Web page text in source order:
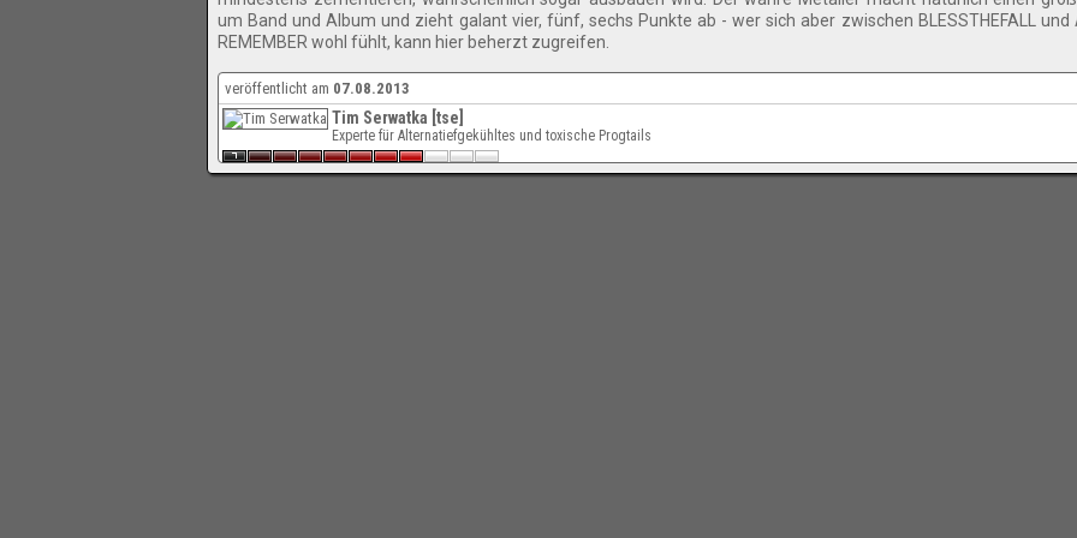
um Band und Album und zieht galant vier, fünf, sechs Punkte ab - wer sich aber zwischen BLESSTHEFALL und
REMEMBER wohl fühlt, kann hier beherzt zugreifen.
veröffentlicht am 07.08.2013
Tim Serwatka [tse]
Experte für Alternatiefgekühltes und toxische Progtails